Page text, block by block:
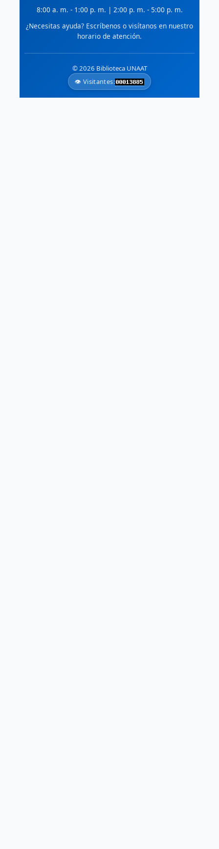
8:00 a. m. - 1:00 p. m. | 2:00 p. m. - 5:00 p. m.
¿Necesitas ayuda? Escríbenos o visítanos en nuestro
horario de atención.
© 2026 Biblioteca UNAAT
👁️ Visitantes: